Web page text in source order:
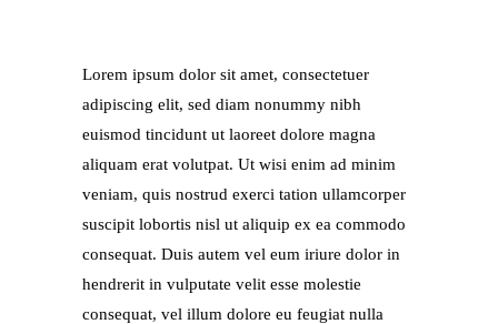
Lorem ipsum dolor sit amet, consectetuer
adipiscing elit, sed diam nonummy nibh
euismod tincidunt ut laoreet dolore magna
aliquam erat volutpat. Ut wisi enim ad minim
veniam, quis nostrud exerci tation ullamcorper
suscipit lobortis nisl ut aliquip ex ea commodo
consequat. Duis autem vel eum iriure dolor in
hendrerit in vulputate velit esse molestie
consequat, vel illum dolore eu feugiat nulla